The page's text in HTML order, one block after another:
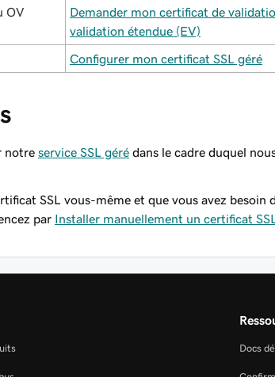
OV
Demander mon certificat de
validation étendue (EV)
Configurer mon certificat SSL géré
notre service SSL géré dans le cadre duquel
SSL vous-même et que vous avez
par Installer manuellement un certificat
Docs